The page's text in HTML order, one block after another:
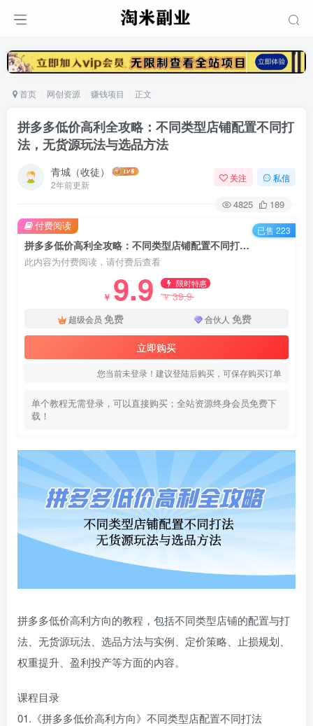
首页 网创资源 赚钱项目 正文
拼多多低价高利全攻略：不同类型店铺配置不同打
法，无货源玩法与选品方法
青城（收徒）
2年前更新
关注 私信
4825 189
拼多多低价高利全攻略：不同类型店铺配置不同打法，无货源玩法与选品方法
此内容为付费阅读，请付费后查看
￥ 9.9 限时特惠
￥39.9
超级会员 免费 合伙人 免费
立即购买
您当前未登录！建议登陆后购买，可保存购买订单
单个教程无需登录，可以直接购买；全站资源终身会员免费下
载！
付费阅读 已售 223
拼多多低价高利方向的教程，包括不同类型店铺的配置与打
法、无货源玩法、选品方法与实例、定价策略、止损规划、
权重提升、盈利投产等方面的内容。
课程目录
01.《拼多多低价高利方向》不同类型店配置不同打法